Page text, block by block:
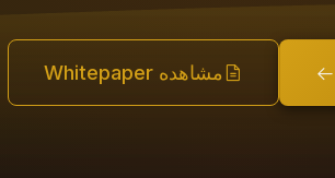
مشاهده Whitepaper